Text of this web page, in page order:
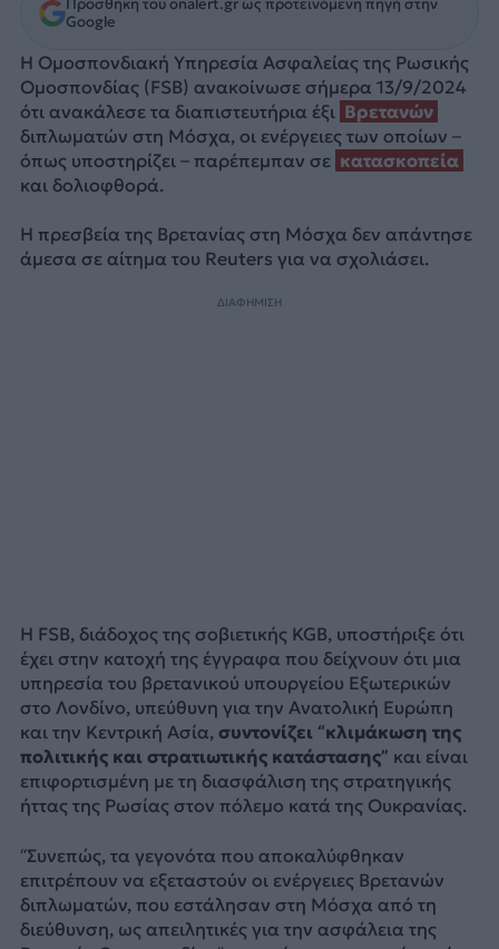
Google
Η Ομοσπονδιακή Υπηρεσία Ασφαλείας της Ρωσικής
Ομοσπονδίας (FSB) ανακοίνωσε σήμερα 13/9/2024
ότι ανακάλεσε τα διαπιστευτήρια έξι Βρετανών
διπλωματών στη Μόσχα, οι ενέργειες των οποίων –
όπως υποστηρίζει – παρέπεμπαν σε κατασκοπεία
και δολιοφθορά.
Η πρεσβεία της Βρετανίας στη Μόσχα δεν απάντησε
άμεσα σε αίτημα του Reuters για να σχολιάσει.
ΔΙΑΦΗΜΙΣΗ
Η FSB, διάδοχος της σοβιετικής KGB, υποστήριξε ότι
έχει στην κατοχή της έγγραφα που δείχνουν ότι μια
υπηρεσία του βρετανικού υπουργείου Εξωτερικών
στο Λονδίνο, υπεύθυνη για την Ανατολική Ευρώπη
και την Κεντρική Ασία, συντονίζει “κλιμάκωση της
πολιτικής και στρατιωτικής κατάστασης” και είναι
επιφορτισμένη με τη διασφάλιση της στρατηγικής
ήττας της Ρωσίας στον πόλεμο κατά της Ουκρανίας.
“Συνεπώς, τα γεγονότα που αποκαλύφθηκαν
επιτρέπουν να εξεταστούν οι ενέργειες Βρετανών
διπλωματών, που εστάλησαν στη Μόσχα από τη
διεύθυνση, ως απειλητικές για την ασφάλεια της